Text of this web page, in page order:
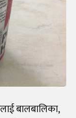
बालबालिका,